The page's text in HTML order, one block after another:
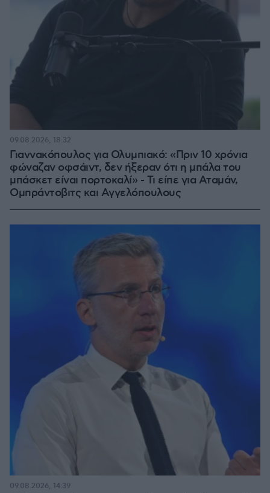
Γιαννακόπουλος για Ολυμπιακό: «Πριν 10 χρόνια
φώναζαν οφσάιντ, δεν ήξεραν ότι η μπάλα του
μπάσκετ είναι πορτοκαλί» - Τι είπε για Αταμάν,
Ομπράντοβιτς και Αγγελόπουλους
09.08.2026, 18:32
09.08.2026, 14:39